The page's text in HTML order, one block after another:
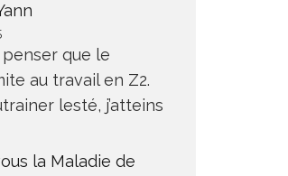
que le
au travail en Z2.
lesté, j’atteins
la Maladie de